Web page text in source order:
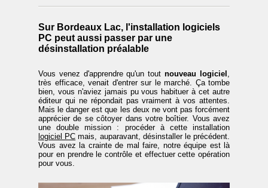
Sur Bordeaux Lac, l'installation logiciels
PC peut aussi passer par une
désinstallation préalable
Vous venez d'apprendre qu'un toutnouveau logiciel ,
très efficace, venait d'entrer sur le marché. Ça tombe
bien, vous n'aviez jamais pu vous habituer à cet autre
éditeur qui ne répondait pas vraiment à vos attentes.
Mais le danger est que les deux ne vont pas forcément
apprécier de se côtoyer dans votre boîtier. Vous avez
une double mission : procéder à cette installation
logiciel PC mais, auparavant, désinstaller le précédent.
Vous avez la crainte de mal faire, notre équipe est là
pour en prendre le contrôle et effectuer cette opération
pour vous.